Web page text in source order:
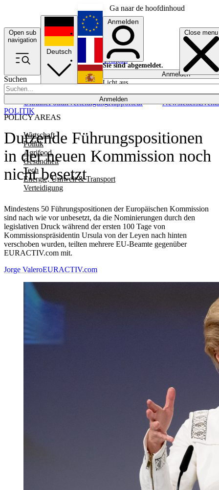
Ga naar de hoofdinhoud
Open sub
navigation
Close menu
Suchen
Anmelden
POLICY AREAS
Wirtschaft
Politik
Agrifood
Gesundheit
Tech
Energie, Umwelt & Transport
Verteidigung
UkrainePolitikVerteidigungRapporteur NewslettersEvents
Deutsch
English
Français
Anmelden
Sie sind abgemeldet.
Anmelden
Licht aus
Dutzende Führungspositionen
in der neuen Kommission noch
nicht besetzt
Mindestens 50 Führungspositionen der Europäischen Kommission
sind nach wie vor unbesetzt, da die Nominierungen durch den
legislativen Druck während der ersten 100 Tage von
Kommissionspräsidentin Ursula von der Leyen nach hinten
verschoben wurden, teilten mehrere EU-Beamte gegenüber
EURACTIV.com mit.
POLITIK
Jorge ValeroEURACTIV.com